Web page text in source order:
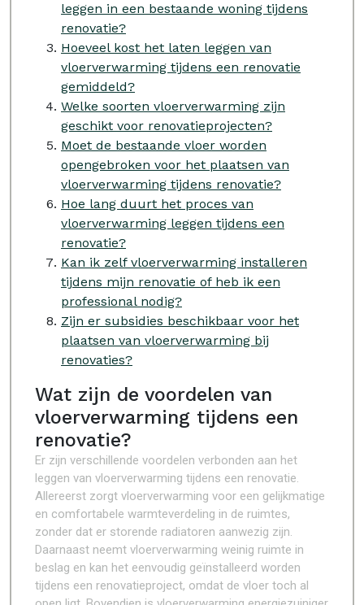
leggen in een bestaande woning tijdens
renovatie?
Hoeveel kost het laten leggen van
vloerverwarming tijdens een renovatie
gemiddeld?
Welke soorten vloerverwarming zijn
geschikt voor renovatieprojecten?
Moet de bestaande vloer worden
opengebroken voor het plaatsen van
vloerverwarming tijdens renovatie?
Hoe lang duurt het proces van
vloerverwarming leggen tijdens een
renovatie?
Kan ik zelf vloerverwarming installeren
tijdens mijn renovatie of heb ik een
professional nodig?
Zijn er subsidies beschikbaar voor het
plaatsen van vloerverwarming bij
renovaties?
Wat zijn de voordelen van
vloerverwarming tijdens een
renovatie?
Er zijn verschillende voordelen verbonden aan het
leggen van vloerverwarming tijdens een renovatie.
Allereerst zorgt vloerverwarming voor een gelijkmatige
en comfortabele warmteverdeling in de ruimtes,
zonder dat er storende radiatoren aanwezig zijn.
Daarnaast neemt vloerverwarming weinig ruimte in
beslag en kan het eenvoudig geïnstalleerd worden
tijdens een renovatieproject, omdat de vloer toch al